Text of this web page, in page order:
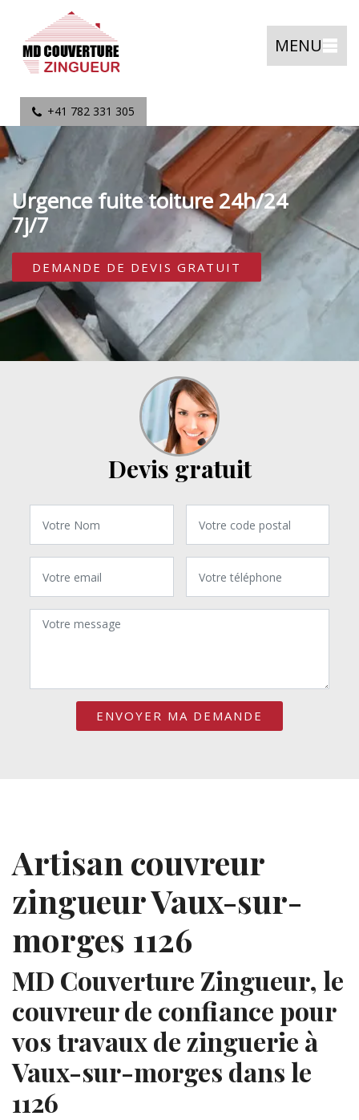
MENU
+41 782 331 305
Urgence fuite toiture 24h/24
7j/7
DEMANDE DE DEVIS GRATUIT
Devis gratuit
Artisan couvreur
zingueur Vaux-sur-
morges 1126
MD Couverture Zingueur, le
couvreur de confiance pour
vos travaux de zinguerie à
Vaux-sur-morges dans le
1126